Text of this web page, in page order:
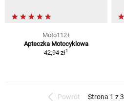
Moto112+
Apteczka Motocyklowa
42,94 zł1
Powrót Strona 1 z 3